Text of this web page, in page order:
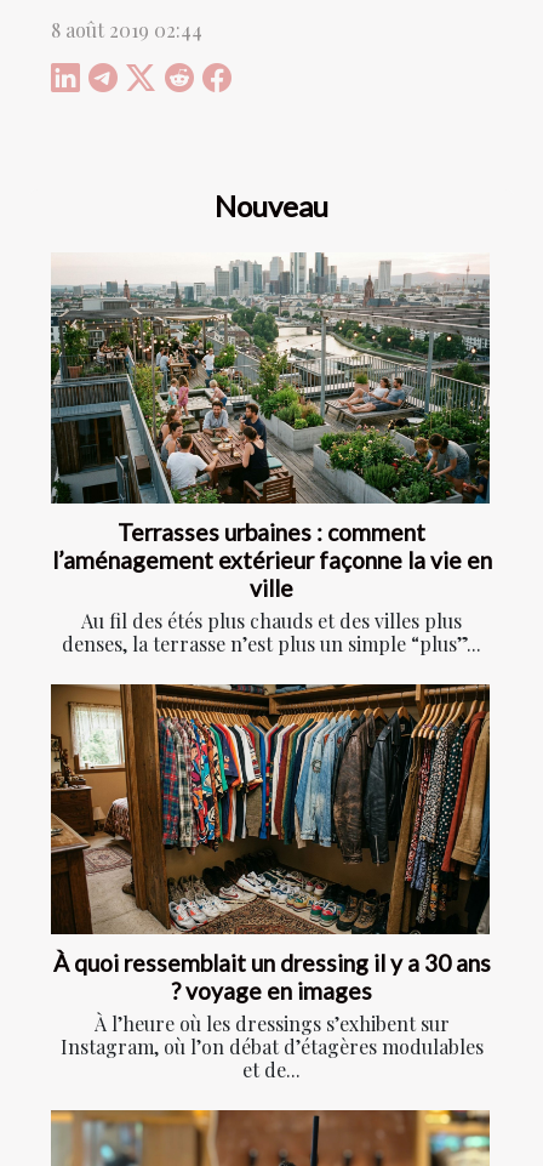
8 août 2019 02:44
Nouveau
Terrasses urbaines : comment
l’aménagement extérieur façonne la vie en
ville
Au fil des étés plus chauds et des villes plus
denses, la terrasse n’est plus un simple “plus”...
À quoi ressemblait un dressing il y a 30 ans
? voyage en images
À l’heure où les dressings s’exhibent sur
Instagram, où l’on débat d’étagères modulables
et de...